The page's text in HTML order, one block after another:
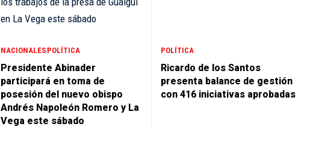
NACIONALESPOLÍTICA
Presidente Abinader
participará en toma de
posesión del nuevo obispo
Andrés Napoleón Romero y La
Vega este sábado
POLÍTICA
Ricardo de los Santos
presenta balance de gestión
con 416 iniciativas aprobadas